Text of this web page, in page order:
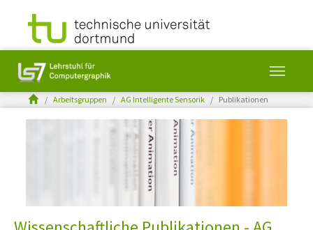
You are here:Arbeitsgruppen AG Intelligente Sensorik Publikationen